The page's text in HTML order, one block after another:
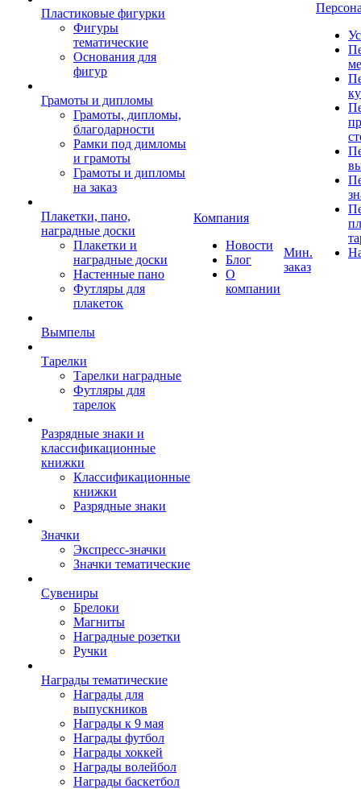
Пластиковые фигурки
Фигуры
тематические
Основания для
фигур
Грамоты и дипломы
Грамоты, дипломы,
благодарности
Рамки под димломы
и грамоты
Грамоты и дипломы
на заказ
Плакетки, пано,
наградные доски
Плакетки и
наградные доски
Настенные пано
Футляры для
плакеток
Вымпелы
Тарелки
Тарелки наградные
Футляры для
тарелок
Разрядные знаки и
классификационные
книжки
Классификационные
книжки
Разрядные знаки
Значки
Экспресс-значки
Значки тематические
Сувениры
Брелоки
Магниты
Наградные розетки
Ручки
Награды тематические
Награды для
выпускников
Награды к 9 мая
Награды футбол
Награды хоккей
Награды волейбол
Награды баскетбол
Компания
Новости
Блог
О
компании
Мин.
заказ